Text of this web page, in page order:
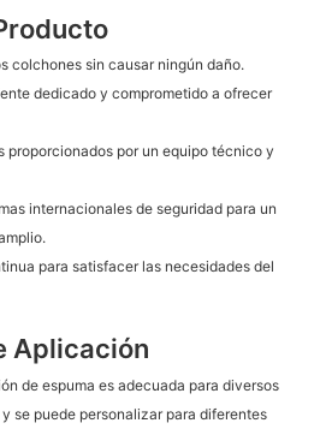
colchones sin causar ningún daño.
dedicado y comprometido a ofrecer
proporcionados por un equipo técnico y
internacionales de seguridad para un
para satisfacer las necesidades del
Aplicación
de espuma es adecuada para diversos
se puede personalizar para diferentes